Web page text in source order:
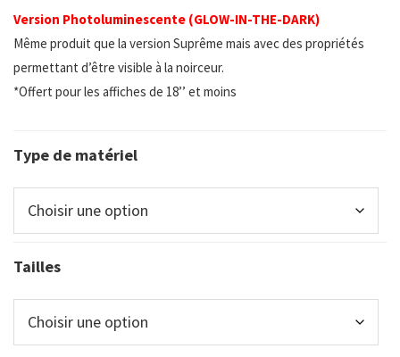
Version Photoluminescente (GLOW-IN-THE-DARK)
Même produit que la version Suprême mais avec des propriétés
permettant d’être visible à la noirceur.
*Offert pour les affiches de 18’’ et moins
Type de matériel
Tailles